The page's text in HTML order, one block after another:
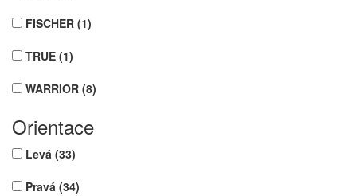
FISCHER (1)
TRUE (1)
WARRIOR (8)
Orientace
Levá (33)
Pravá (34)